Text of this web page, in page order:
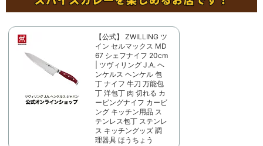
【公式】 ZWILLING ツ
イン セルマックス MD
67 シェフナイフ 20cm
| ツヴィリング J.A. ヘ
ンケルス ヘンケル 包
丁 ナイフ 牛刀 万能包
丁 洋包丁 肉 切れる カ
ービングナイフ カービ
ング キッチン用品 ス
テンレス包丁 ステンレ
ス キッチングッズ 調
理器具 ほうちょう